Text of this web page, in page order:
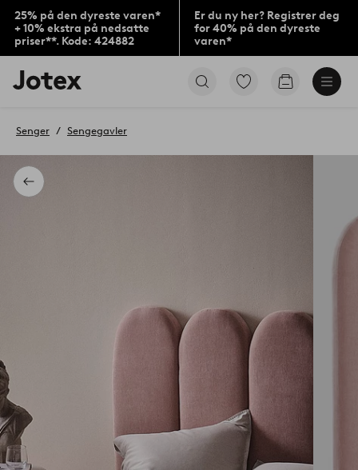
25% på den dyreste varen*
+ 10% ekstra på nedsatte
priser**. Kode: 424882
Er du ny her? Registrer deg
for 40% på den dyreste
varen*
Jotex’
logo
til
Gå
Gå
Tilbake
Senger Sengegavler